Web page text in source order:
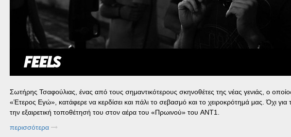
Σωτήρης Τσαφούλιας, ένας από τους σημαντικότερους σκηνοθέτες της νέας γενιάς, ο
«Έτερος Εγώ», κατάφερε να κερδίσει και πάλι το σεβασμό και το χειροκρότημά μας. Όχι
την εξαιρετική τοποθέτησή του στον αέρα του «Πρωινού» του ANT1.
περισσότερα